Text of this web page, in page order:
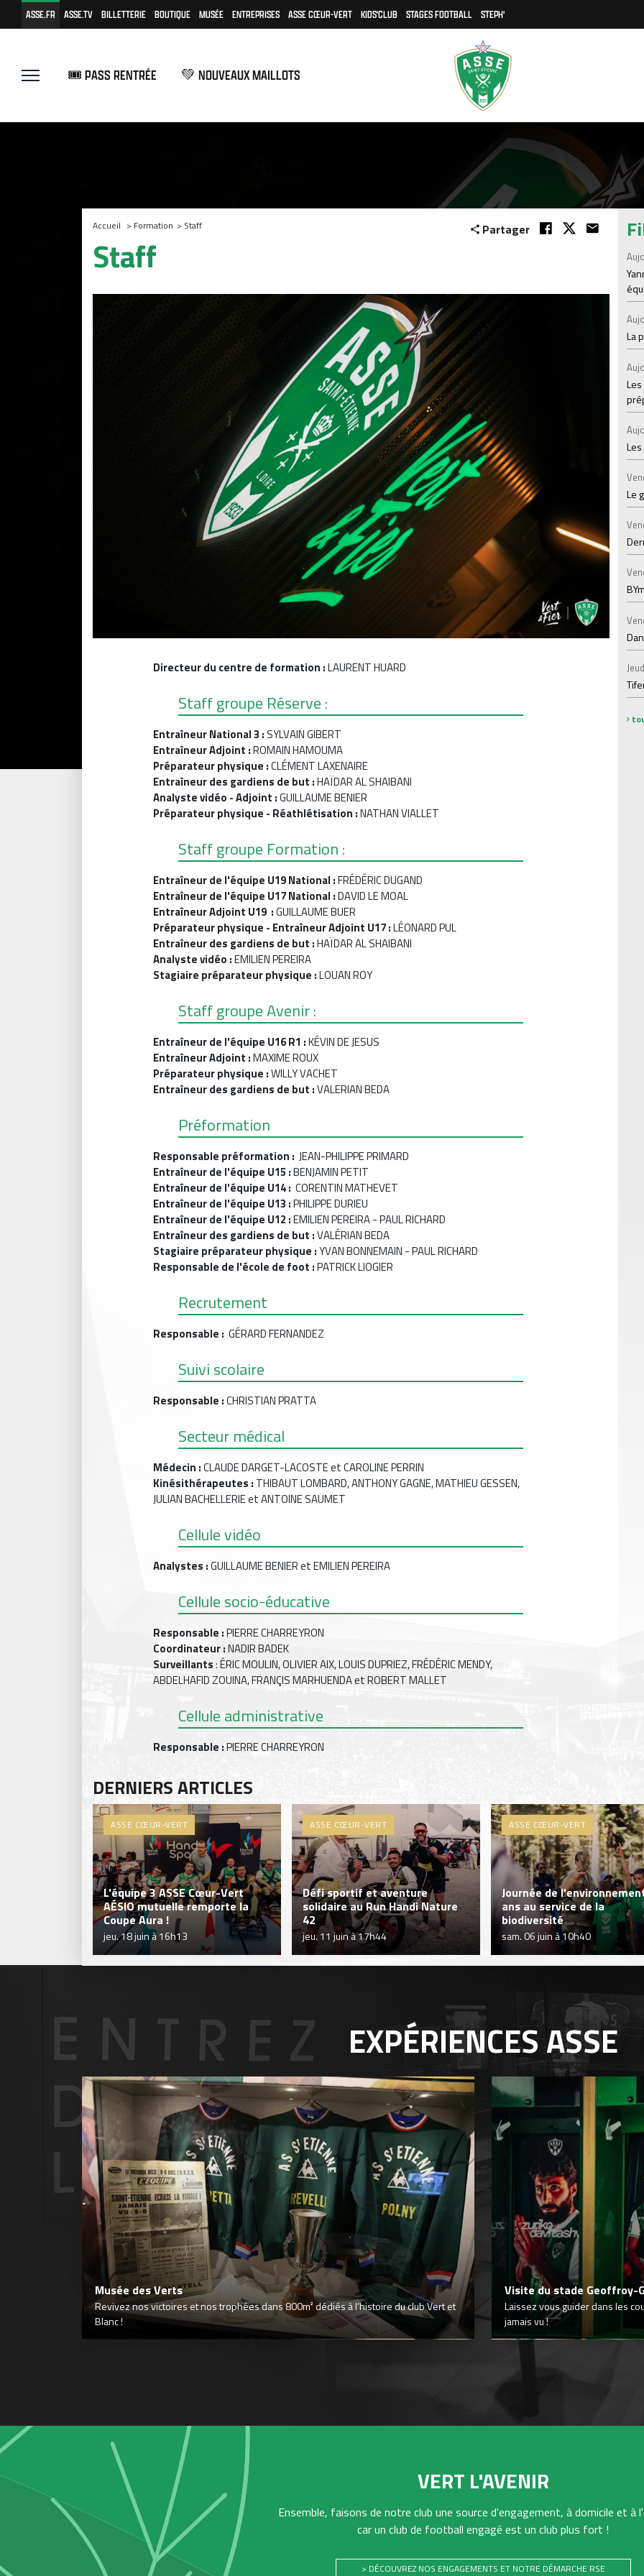
ASSE.FR ASSE.TV BILLETTERIE BOUTIQUE MUSÉE ENTREPRISES ASSE CŒUR-VERT KIDS'CLUB STAGES FOOTBALL STEPH'
🎟️ PASS RENTRÉE 💚 NOUVEAUX MAILLOTS
Accueil > Formation > Staff Partager
Staff
Directeur du centre de formation :LAURENT HUARD
Staff groupe Réserve :
Entraîneur National 3 : SYLVAIN GIBERT
Entraîneur Adjoint :ROMAIN HAMOUMA
Préparateur physique :CLÉMENT LAXENAIRE
Entraîneur des gardiens de but :HAÏDAR AL SHAIBANI
Analyste vidéo - Adjoint :GUILLAUME BENIER
Préparateur physique - Réathlétisation :NATHAN VIALLET
Staff groupe Formation :
Entraîneur de l'équipe U19 National :FRÉDÉRIC DUGAND
Entraîneur de l'équipe U17 National :DAVID LE MOAL
Entraîneur Adjoint U19 :GUILLAUME BUER
Préparateur physique - Entraîneur Adjoint U17 :LÉONARD PUL
Entraîneur des gardiens de but :HAÏDAR AL SHAIBANI
Analyste vidéo :EMILIEN PEREIRA
Stagiaire préparateur physique :LOUAN ROY
Staff groupe Avenir :
Entraîneur de l'équipe U16 R1 :KÉVIN DE JESUS
Entraîneur Adjoint :MAXIME ROUX
Préparateur physique :WILLY VACHET
Entraîneur des gardiens de but :VALERIAN BEDA
Préformation
Responsable préformation : JEAN-PHILIPPE PRIMARD
Entraîneur de l'équipe U15 :BENJAMIN PETIT
Entraîneur de l'équipe U14 : CORENTIN MATHEVET
Entraîneur de l'équipe U13 :PHILIPPE DURIEU
Entraîneur de l'équipe U12 :EMILIEN PEREIRA - PAUL RICHARD
Entraîneur des gardiens de but :VALÉRIAN BEDA
Stagiaire préparateur physique :YVAN BONNEMAIN - PAUL RICHARD
Responsable de l'école de foot :PATRICK LIOGIER
Recrutement
Responsable :GÉRARD FERNANDEZ
Suivi scolaire
Responsable :CHRISTIAN PRATTA
Secteur médical
Médecin :CLAUDE DARGET-LACOSTE et CAROLINE PERRIN
Kinésithérapeutes : THIBAUT LOMBARD, ANTHONY GAGNE, MATHIEU GESSEN,
JULIAN BACHELLERIE et ANTOINE SAUMET
Cellule vidéo
Analystes :GUILLAUME BENIER et EMILIEN PEREIRA
Cellule socio-éducative
Responsable :PIERRE CHARREYRON
Coordinateur :NADIR BADEK
Surveillants: ÉRIC MOULIN, OLIVIER AIX, LOUIS DUPRIEZ, FRÉDÉRIC MENDY,
ABDELHAFID ZOUINA, FRANÇIS MARHUENDA et ROBERT MALLET
Cellule administrative
Responsable :PIERRE CHARREYRON
La
Le
DERNIERS ARTICLES
ASSE CŒUR-VERT
L'équipe 3 ASSE Cœur-Vert
AÉSIO mutuelle remporte la
Coupe Aura !
jeu. 18 juin à 16h13
ASSE CŒUR-VERT
Défi sportif et aventure
solidaire au Run Handi Nature
42
jeu. 11 juin à 17h44
ASSE CŒUR-VERT
Journée de
ans au service de la
biodiversité
sam. 06 juin à 10h40
EXPÉRIENCESASSE
Musée des Verts
Revivez nos victoires et nos trophées dans 800m² dédiés à l’histoire du club Vert et
Blanc !
Visite du stade Geoffroy-
Laissez vous guider dans les
jamais vu !
VERT L'AVENIR
Ensemble, faisons de notre club une source d'engagement, à domicile et à
car un club de football engagé est un club plus fort !
> DÉCOUVREZ NOS ENGAGEMENTS ET NOTRE DÉMARCHE RSE